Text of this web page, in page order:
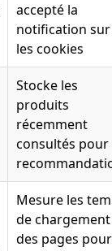
accepté la
notification sur
les cookies
Stocke les
produits
récemment
consultés pour
Mesure les
de chargement
des pages pour